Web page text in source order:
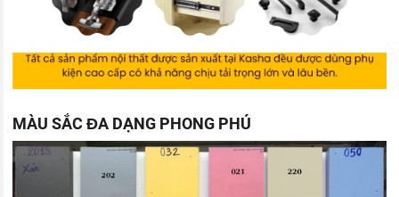
MÀU SẮC ĐA DẠNG PHONG PHÚ